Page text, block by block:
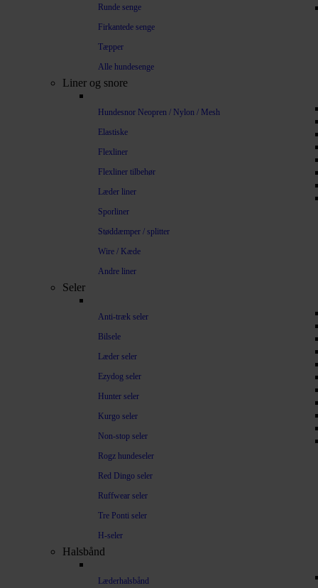
Runde senge
Firkantede senge
Tæpper
Alle hundesenge
Liner og snore
Hundesnor Neopren / Nylon / Mesh
Elastiske
Flexliner
Flexliner tilbehør
Læder liner
Sporliner
Støddæmper / splitter
Wire / Kæde
Andre liner
Seler
Anti-træk seler
Bilsele
Læder seler
Ezydog seler
Hunter seler
Kurgo seler
Non-stop seler
Rogz hundeseler
Red Dingo seler
Ruffwear seler
Tre Ponti seler
H-seler
Halsbånd
Læderhalsbånd